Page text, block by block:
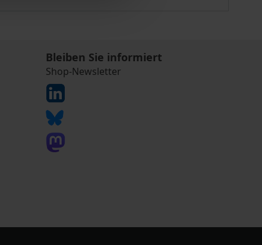
Bleiben Sie informiert
Shop-Newsletter